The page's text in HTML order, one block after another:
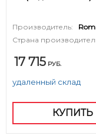
Производитель:
Страна
17 715 РУБ.
удаленный склад
КУПИТЬ